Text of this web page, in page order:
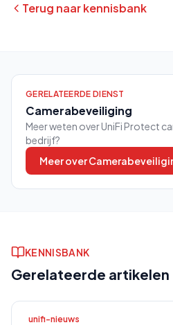
Terug naar kennisbank
GERELATEERDE DIENST
Camerabeveiliging
Meer weten over UniFi Protect
bedrijf?
Meer over
KENNISBANK
Gerelateerde artikelen
unifi-nieuws